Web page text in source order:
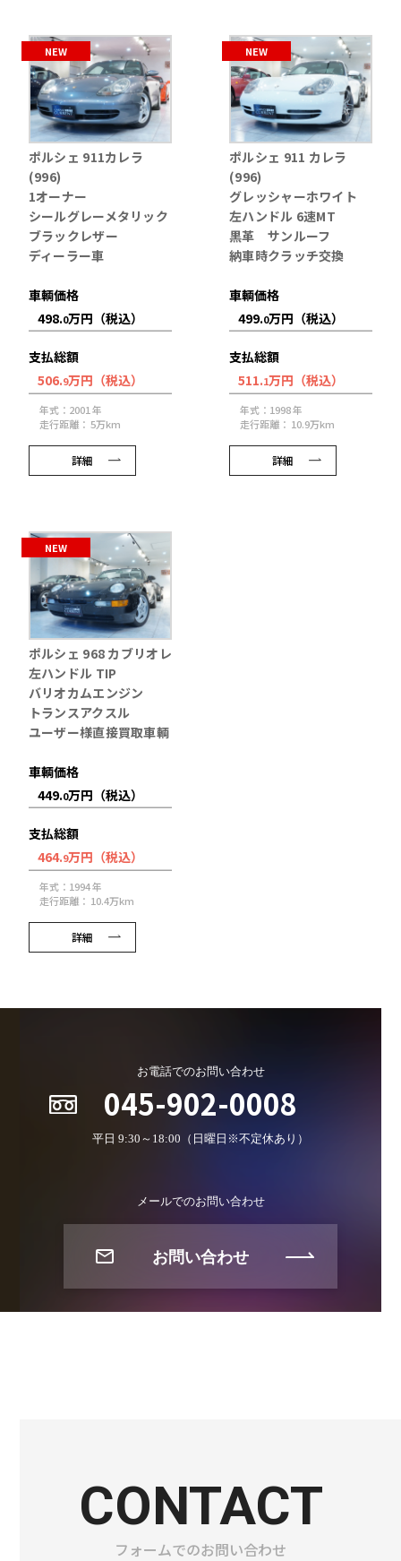
NEW
ポルシェ 911カレラ
(996)
1オーナー
シールグレーメタリック
ブラックレザー
ディーラー車
車輌価格
498.0万円（税込）
支払総額
506.9万円（税込）
年式：2001 年
走行距離： 5万km
詳細
NEW
ポルシェ 911 カレラ
(996)
グレッシャーホワイト
左ハンドル 6速MT
黒革 サンルーフ
納車時クラッチ交換
車輌価格
499.0万円（税込）
支払総額
511.1万円（税込）
年式：1998 年
走行距離： 10.9万km
詳細
NEW
ポルシェ 968 カブリオレ
左ハンドル TIP
バリオカムエンジン
トランスアクスル
ユーザー様直接買取車輌
車輌価格
449.0万円（税込）
支払総額
464.9万円（税込）
年式：1994 年
走行距離： 10.4万km
詳細
お電話でのお問い合わせ
045-902-0008
平日 9:30～18:00（日曜日※不定休あり）
メールでのお問い合わせ
お問い合わせ
CONTACT
フォームでのお問い合わせ